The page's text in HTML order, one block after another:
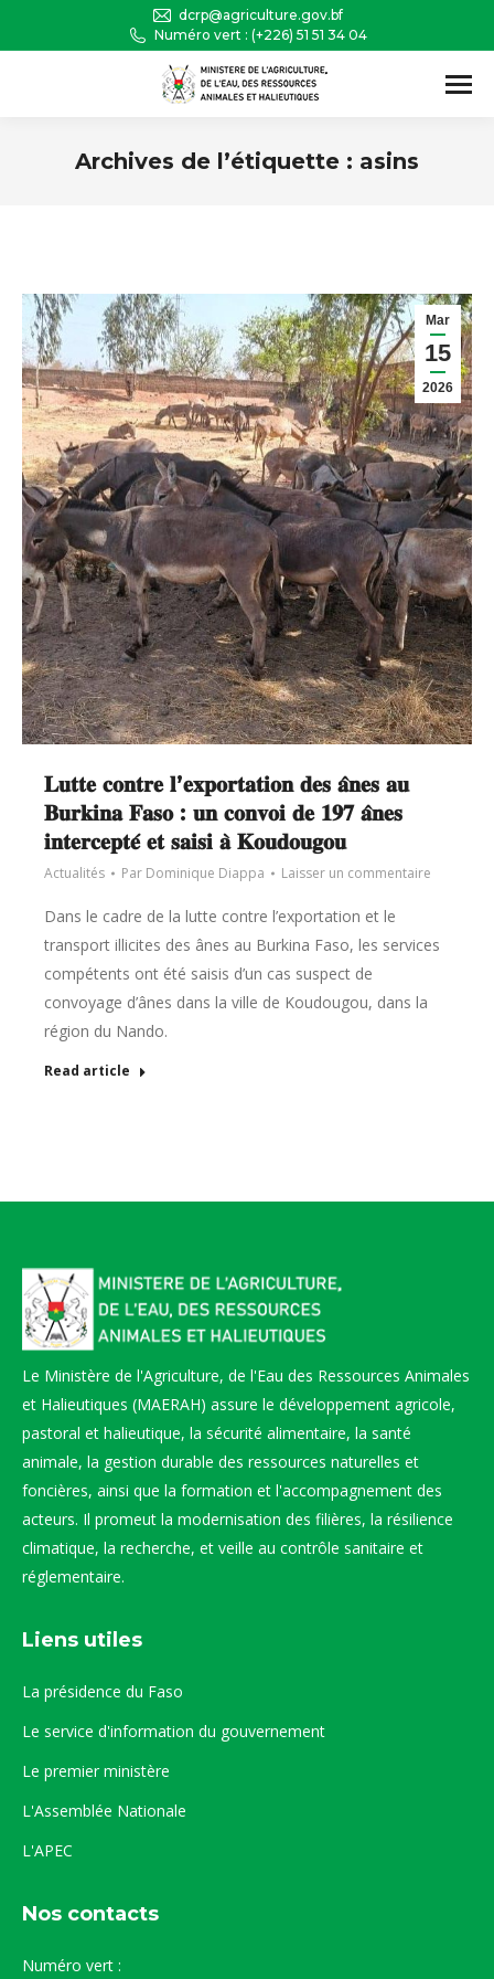
dcrp@agriculture.gov.bf
Numéro vert : (+226) 51 51 34 04
Archives de l’étiquette : asins
Mar
15
2026
𝐋𝐮𝐭𝐭𝐞 𝐜𝐨𝐧𝐭𝐫𝐞 𝐥’𝐞𝐱𝐩𝐨𝐫𝐭𝐚𝐭𝐢𝐨𝐧 𝐝𝐞𝐬 𝐚̂𝐧𝐞𝐬 𝐚𝐮
𝐁𝐮𝐫𝐤𝐢𝐧𝐚 𝐅𝐚𝐬𝐨 : 𝐮𝐧 𝐜𝐨𝐧𝐯𝐨𝐢 𝐝𝐞 𝟏𝟗𝟕 𝐚̂𝐧𝐞𝐬
𝐢𝐧𝐭𝐞𝐫𝐜𝐞𝐩𝐭𝐞́ 𝐞𝐭 𝐬𝐚𝐢𝐬𝐢 𝐚̀ 𝐊𝐨𝐮𝐝𝐨𝐮𝐠𝐨𝐮
Actualités Par Dominique Diappa Laisser un commentaire
Dans le cadre de la lutte contre l’exportation et le
transport illicites des ânes au Burkina Faso, les services
compétents ont été saisis d’un cas suspect de
convoyage d’ânes dans la ville de Koudougou, dans la
région du Nando.
Read article
Le Ministère de l'Agriculture, de l'Eau des Ressources Animales
et Halieutiques (MAERAH) assure le développement agricole,
pastoral et halieutique, la sécurité alimentaire, la santé
animale, la gestion durable des ressources naturelles et
foncières, ainsi que la formation et l'accompagnement des
acteurs. Il promeut la modernisation des filières, la résilience
climatique, la recherche, et veille au contrôle sanitaire et
réglementaire.
Liens utiles
La présidence du Faso
Le service d'information du gouvernement
Le premier ministère
L'Assemblée Nationale
L'APEC
Nos contacts
Numéro vert :